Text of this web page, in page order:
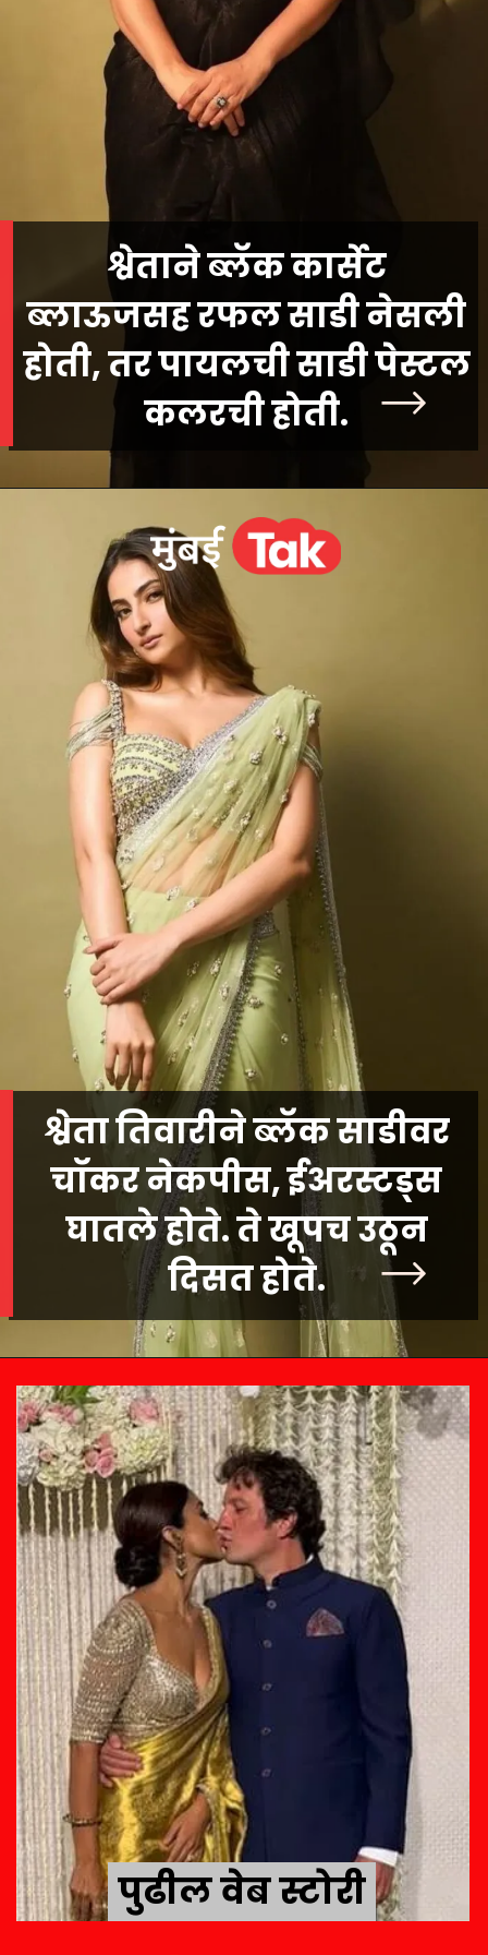
श्वेताने ब्लॅक कार्सेट
ब्लाऊजसह रफल साडी नेसली
होती, तर पायलची साडी पेस्टल
कलरची होती.
श्वेता तिवारीने ब्लॅक साडीवर
चॉकर नेकपीस, ईअरस्टड्स
घातले होते. ते खूपच उठून
दिसत होते.
पुढील वेब स्टोरी
पुढील वेब स्टोरी